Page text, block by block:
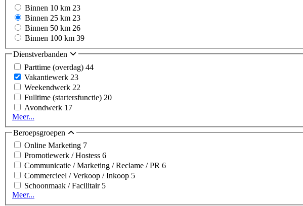
Binnen 10 km 23
Binnen 25 km 23
Binnen 50 km 26
Binnen 100 km 39
Dienstverbanden
Parttime (overdag) 44
Vakantiewerk 23
Weekendwerk 22
Fulltime (startersfunctie) 20
Avondwerk 17
Meer...
Beroepsgroepen
Online Marketing 7
Promotiewerk / Hostess 6
Communicatie / Marketing / Reclame / PR 6
Commercieel / Verkoop / Inkoop 5
Schoonmaak / Facilitair 5
Meer...